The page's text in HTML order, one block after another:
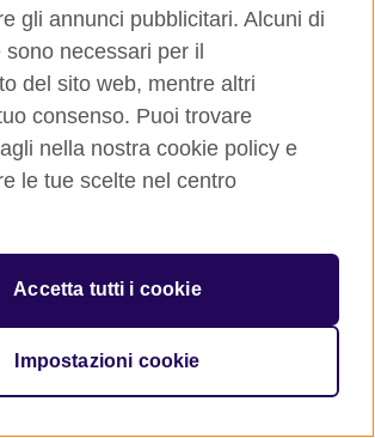
international organisation for cultural
opportunities. A registered charity:
Wales) SC037733 (Scotland)
gli annunci pubblicitari. Alcuni di
necessari per il
del sito web, mentre altri
consenso. Puoi trovare
nella nostra cookie policy e
le tue scelte nel centro
Accetta tutti i cookie
Impostazioni cookie